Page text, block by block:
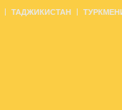
ТАДЖИКИСТАН